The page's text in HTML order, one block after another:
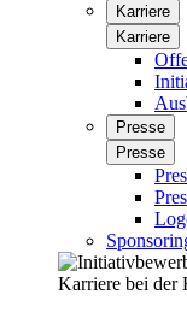
Karriere
Karriere
Presse
Presse
Karriere bei der